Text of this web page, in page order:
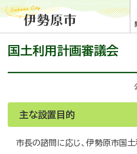
国土利用計画審議会
主な設置目的
市長の諮問に応じ、伊勢原市国土